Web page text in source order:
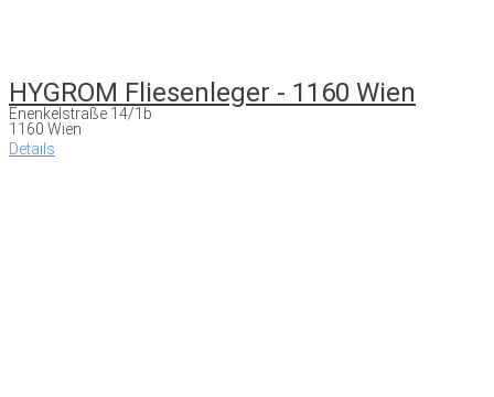
HYGROM Fliesenleger - 1160 Wien
Enenkelstraße 14/1b
1160 Wien
Details